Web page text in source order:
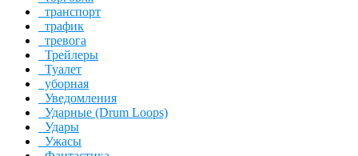
транспорт
трафик
тревога
Трейлеры
Туалет
уборная
Уведомления
Ударные (Drum Loops)
Удары
Ужасы